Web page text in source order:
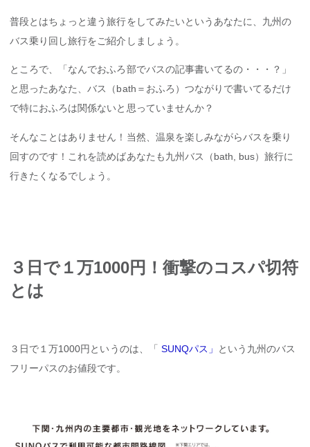
普段とはちょっと違う旅行をしてみたいというあなたに、九州の
バス乗り回し旅行をご紹介しましょう。
ところで、「なんでおふろ部でバスの記事書いてるの・・・？」
と思ったあなた、バス（bath＝おふろ）つながりで書いてるだけ
で特におふろは関係ないと思っていませんか？
そんなことはありません！当然、温泉を楽しみながらバスを乗り
回すのです！これを読めばあなたも九州バス（bath, bus）旅行に
行きたくなるでしょう。
３日で１万1000円！衝撃のコスパ切符
とは
３日で１万1000円というのは、「 SUNQパス 」
という九州のバス
フリーパスのお値段です。